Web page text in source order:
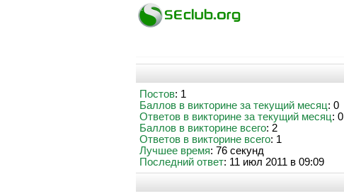
Постов: 1
Баллов в викторине за текущий месяц: 0
Ответов в викторине за текущий месяц: 0
Баллов в викторине всего: 2
Ответов в викторине всего: 1
Лучшее время: 76 секунд
Последний ответ: 11 июл 2011 в 09:09